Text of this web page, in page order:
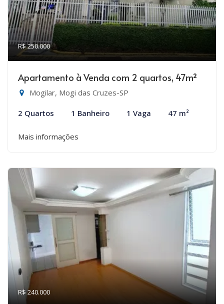
R$ 250.000
Apartamento à Venda com 2 quartos, 47m²
Mogilar, Mogi das Cruzes-SP
2 Quartos 1 Banheiro 1 Vaga 47 m²
Mais informações
R$ 240.000